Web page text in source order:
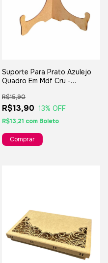
Suporte Para Prato Azulejo
Quadro Em Mdf Cru -
R$13,90
R$15,90
13% OFF
R$13,21 com Boleto